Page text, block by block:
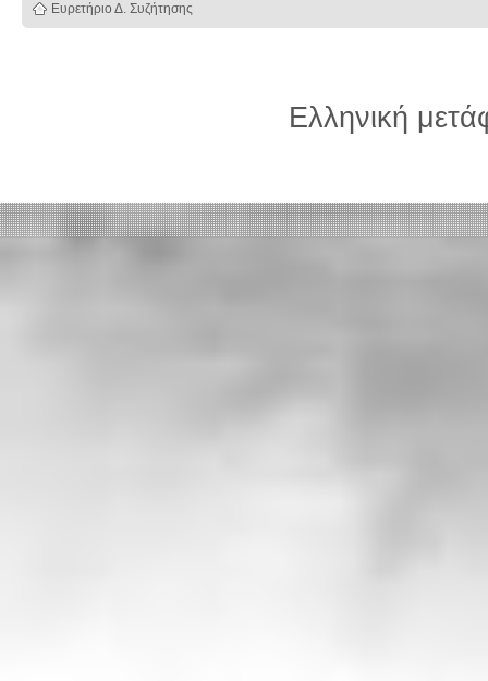
Ευρετήριο Δ. Συζήτησης
Ελληνική